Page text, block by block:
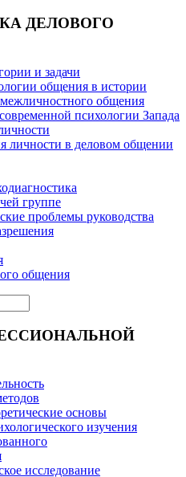
ДЕЛОВОГО
и задачи
общения в истории
общения
психологии Запада
личности в деловом общении
группе
проблемы руководства
общения
основы
изучения
исследование